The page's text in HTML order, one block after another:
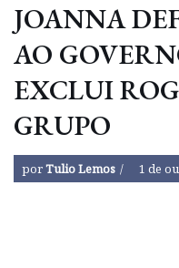
JOANNA
AO
EXCLUI
GRUPO
porTulio Lemos 1 de